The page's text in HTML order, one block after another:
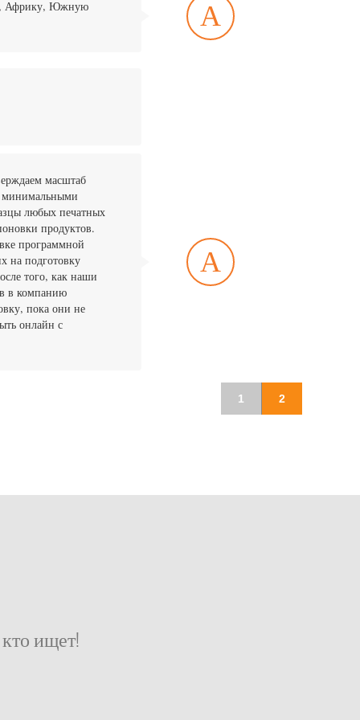
A
Африку, Южную
A
масштаб
минимальными
любых печатных
продуктов.
программной
на подготовку
того, как наши
в компанию
пока они не
онлайн с
1 2
ищет!